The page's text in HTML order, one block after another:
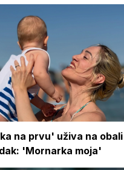
na prvu' uživa na
'Mornarka moja'